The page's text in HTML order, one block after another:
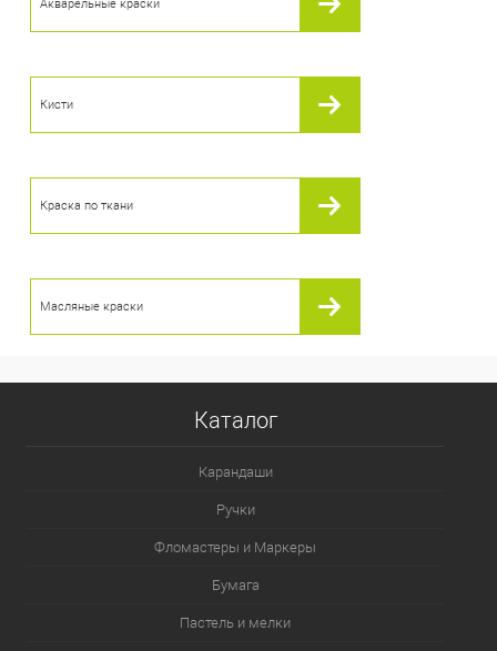
В наличии
Акварельные краски
Кисти
Краска по ткани
Масляные краски
Каталог
Карандаши
Ручки
Фломастеры и Маркеры
Бумага
Пастель и мелки